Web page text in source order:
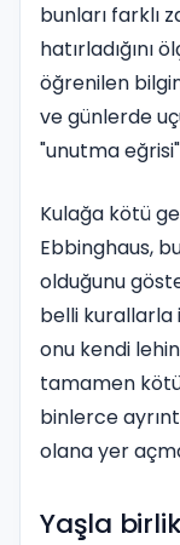
bunları farklı
hatırladığını
öğrenilen
ve günlerde
"unutma
Kulağa kötü
Ebbinghaus,
olduğunu
belli kurallarla
onu kendi
tamamen
binlerce
olana yer
Yaşla